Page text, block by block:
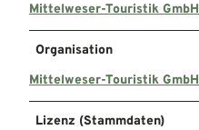
Mittelweser-Touristik GmbH
Organisation
Mittelweser-Touristik GmbH
Lizenz (Stammdaten)